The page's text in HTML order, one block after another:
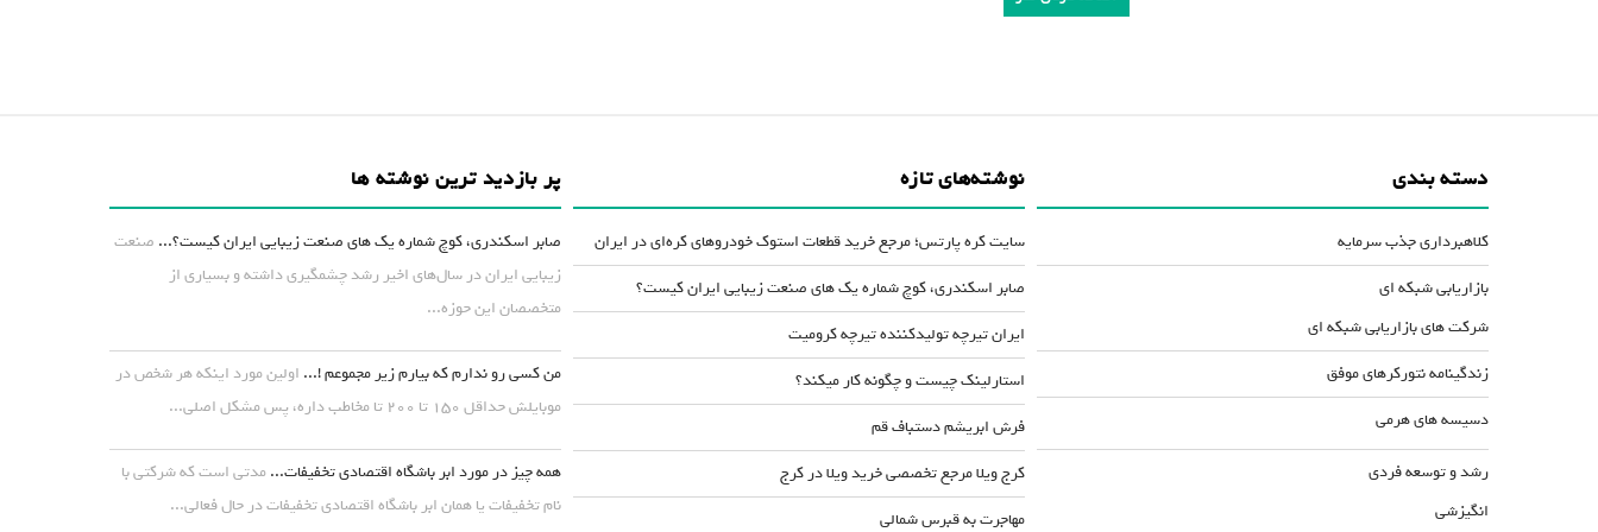
پر بازدید ترین نوشته ها
صابر اسکندری، کوچ شماره یک های صنعت زیبایی ایران کیست؟... صنعت
زیبایی ایران در سال‌های اخیر رشد چشمگیری داشته و بسیاری از
متخصصان این حوزه...
من کسی رو ندارم که بیارم زیر مجموعم !... اولین مورد اینکه هر شخص در
موبایلش حداقل ۱۵۰ تا ۲۰۰ تا مخاطب داره، پس مشکل اصلی...
همه چیز در مورد ابر باشگاه اقتصادی تخفیفات...مدتی است که شرکتی با
نام تخفیفات یا همان ابر باشگاه اقتصادی تخفیفات در حال فعالی...
نوشته‌های تازه
سایت کره پارتس؛ مرجع خرید قطعات استوک خودروهای کره‌ای در ایران
صابر اسکندری، کوچ شماره یک های صنعت زیبایی ایران کیست؟
ایران تیرچه تولیدکننده تیرچه کرومیت
استارلینک چیست و چگونه کار میکند؟
فرش ابریشم دستباف قم
کرج ویلا مرجع تخصصی خرید ویلا در کرج
مهاجرت به قبرس شمالی
دسته بندی
کلاهبرداری جذب سرمایه
بازاریابی شبکه ای
شرکت های بازاریابی شبکه ای
زندگینامه نتورکرهای موفق
دسیسه های هرمی
رشد و توسعه فردی
انگیزشی